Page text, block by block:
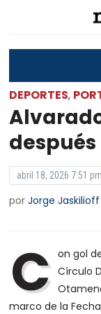
DEPORTES,
abril 18, 2026 7:51 pm
porJorge Jaskilioff
C on gol
Círculo
marco de la